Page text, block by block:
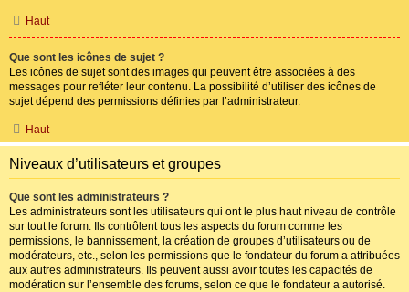
Haut
Que sont les icônes de sujet ?
Les icônes de sujet sont des images qui peuvent être associées à des
messages pour refléter leur contenu. La possibilité d’utiliser des icônes de
sujet dépend des permissions définies par l’administrateur.
Haut
Niveaux d’utilisateurs et groupes
Que sont les administrateurs ?
Les administrateurs sont les utilisateurs qui ont le plus haut niveau de contrôle
sur tout le forum. Ils contrôlent tous les aspects du forum comme les
permissions, le bannissement, la création de groupes d’utilisateurs ou de
modérateurs, etc., selon les permissions que le fondateur du forum a attribuées
aux autres administrateurs. Ils peuvent aussi avoir toutes les capacités de
modération sur l’ensemble des forums, selon ce que le fondateur a autorisé.